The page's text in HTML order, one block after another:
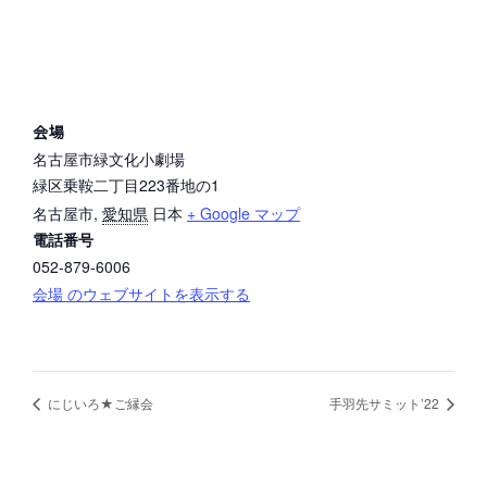
会場
名古屋市緑文化小劇場
緑区乗鞍二丁目223番地の1
名古屋市, 愛知県 日本 + Google マップ
電話番号
052-879-6006
会場 のウェブサイトを表示する
にじいろ★ご縁会 手羽先サミット’22